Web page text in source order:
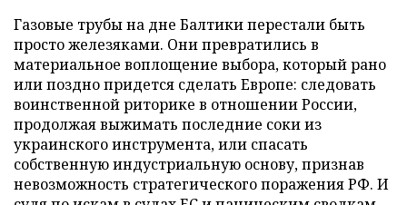
Газовые трубы на дне Балтики перестали быть
просто железяками. Они превратились в
материальное воплощение выбора, который рано
или поздно придется сделать Европе: следовать
воинственной риторике в отношении России,
продолжая выжимать последние соки из
украинского инструмента, или спасать
собственную индустриальную основу, признав
невозможность стратегического поражения РФ. И